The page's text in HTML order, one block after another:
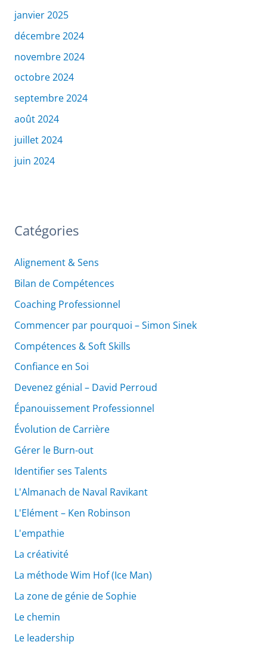
janvier 2025
décembre 2024
novembre 2024
octobre 2024
septembre 2024
août 2024
juillet 2024
juin 2024
Catégories
Alignement & Sens
Bilan de Compétences
Coaching Professionnel
Commencer par pourquoi – Simon Sinek
Compétences & Soft Skills
Confiance en Soi
Devenez génial – David Perroud
Épanouissement Professionnel
Évolution de Carrière
Gérer le Burn-out
Identifier ses Talents
L'Almanach de Naval Ravikant
L'Elément – Ken Robinson
L'empathie
La créativité
La méthode Wim Hof (Ice Man)
La zone de génie de Sophie
Le chemin
Le leadership